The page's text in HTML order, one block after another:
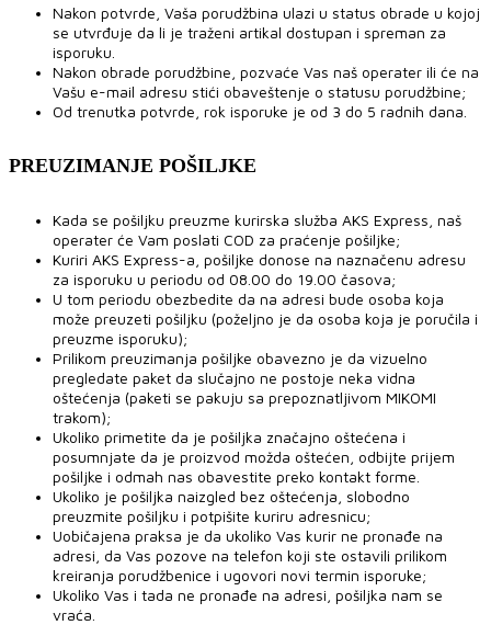
Nakon potvrde, Vaša porudžbina ulazi u status obrade u kojoj
se utvrđuje da li je traženi artikal dostupan i spreman za
isporuku.
Nakon obrade porudžbine, pozvaće Vas naš operater ili će na
Vašu e-mail adresu stići obaveštenje o statusu porudžbine;
Od trenutka potvrde, rok isporuke je od 3 do 5 radnih dana.
PREUZIMANJE POŠILJKE
Kada se pošiljku preuzme kurirska služba AKS Express, naš
operater će Vam poslati COD za praćenje pošiljke;
Kuriri AKS Express-a, pošiljke donose na naznačenu adresu
za isporuku u periodu od 08.00 do 19.00 časova;
U tom periodu obezbedite da na adresi bude osoba koja
može preuzeti pošiljku (poželjno je da osoba koja je poručila i
preuzme isporuku);
Prilikom preuzimanja pošiljke obavezno je da vizuelno
pregledate paket da slučajno ne postoje neka vidna
oštećenja (paketi se pakuju sa prepoznatljivom MIKOMI
trakom);
Ukoliko primetite da je pošiljka značajno oštećena i
posumnjate da je proizvod možda oštećen, odbijte prijem
pošiljke i odmah nas obavestite preko kontakt forme.
Ukoliko je pošiljka naizgled bez oštećenja, slobodno
preuzmite pošiljku i potpišite kuriru adresnicu;
Uobičajena praksa je da ukoliko Vas kurir ne pronađe na
adresi, da Vas pozove na telefon koji ste ostavili prilikom
kreiranja porudžbenice i ugovori novi termin isporuke;
Ukoliko Vas i tada ne pronađe na adresi, pošiljka nam se
vraća.